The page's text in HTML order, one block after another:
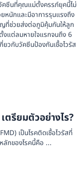
คซีนที่คุณแม่ตั้งครรภ์ยุคนี้ไม่
ยหนักและมีอาการรุนแรงถึง
ญที่ช่วยส่งต่อภูมิคุ้มกันให้ลูก
งแต่ลมหายใจแรกจนถึง 6
วกับวัคซีนป้องกันเชื้อไวรัส
ตรียมตัวอย่างไร?
เป็นโรคติดเชื้อไวรัสที่
ลักของโรคนี้คือ ...